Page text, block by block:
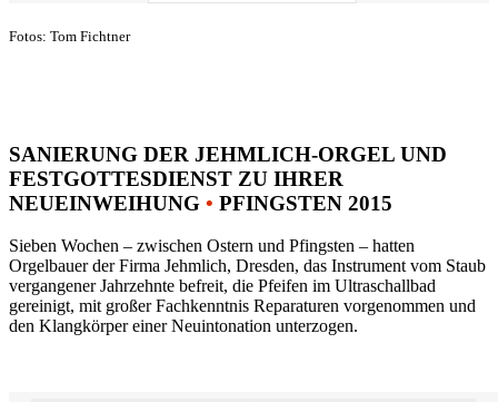
Fotos: Tom Fichtner
SANIERUNG DER JEHMLICH-ORGEL UND
FESTGOTTESDIENST ZU IHRER
NEUEINWEIHUNG • PFINGSTEN 2015
Sieben Wochen – zwischen Ostern und Pfingsten – hatten
Orgelbauer der Firma Jehmlich, Dresden, das Instrument vom Staub
vergangener Jahrzehnte befreit, die Pfeifen im Ultraschallbad
gereinigt, mit großer Fachkenntnis Reparaturen vorgenommen und
den Klangkörper einer Neuintonation unterzogen.